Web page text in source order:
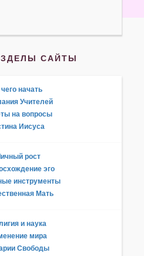
САЙТЫ
начать
Учителей
на вопросы
Иисуса
рост
эго
инструменты
Мать
и наука
мира
Свободы